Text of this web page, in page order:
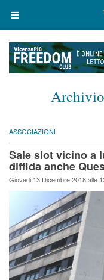
ASSOCIAZIONI
Sale slot vicino a
diffida anche
Giovedi 13 Dicembre 2018 alle